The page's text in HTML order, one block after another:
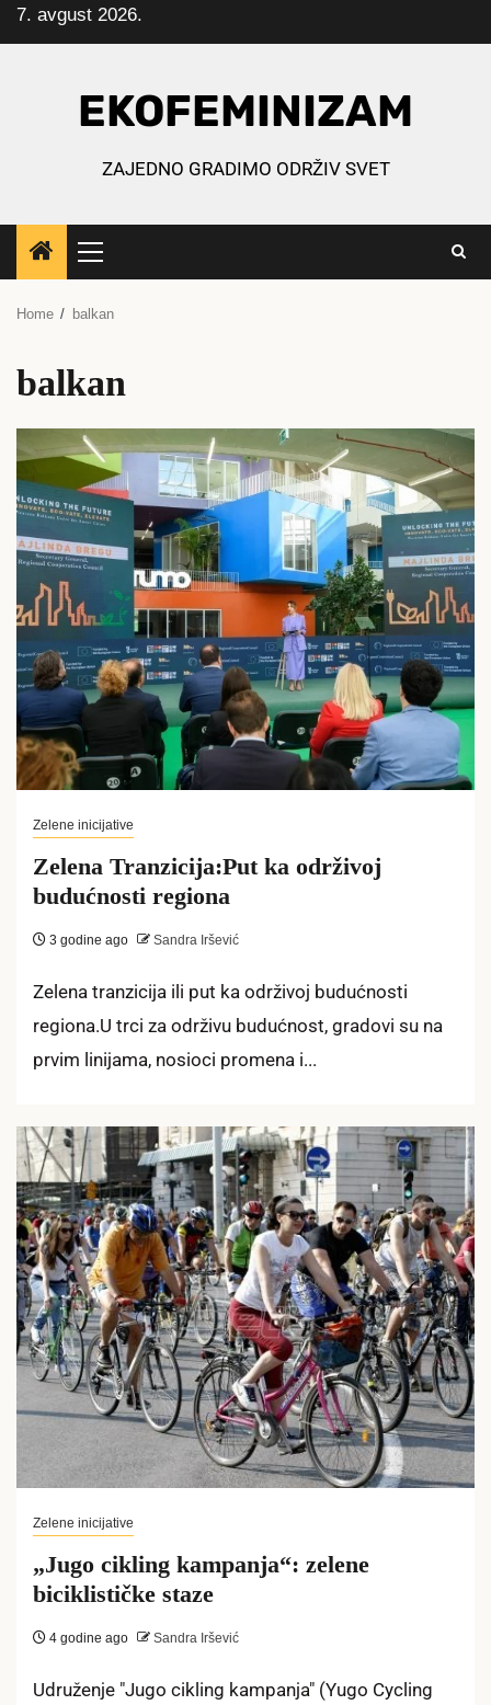
Skip
to
7. avgust 2026.
EKOFEMINIZAM
ZAJEDNO GRADIMO ODRŽIV SVET
Primary
Menu
Home balkan
balkan
Zelene inicijative
Zelena Tranzicija:Put ka održivoj
budućnosti regiona
3 godine ago Sandra Iršević
Zelena tranzicija ili put ka održivoj budućnosti
regiona.U trci za održivu budućnost, gradovi su na
prvim linijama, nosioci promena i...
Zelene inicijative
„Jugo cikling kampanja“: zelene
biciklističke staze
4 godine ago Sandra Iršević
Udruženje "Jugo cikling kampanja" (Yugo Cycling